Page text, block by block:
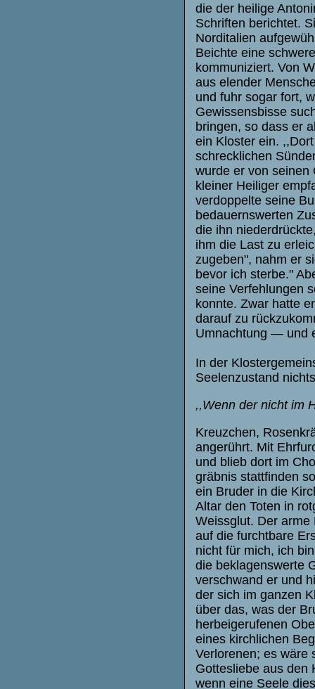
die der heilige
Schriften berichtet.
Norditalien
Beichte eine
kommuniziert. Von
aus elender
und fuhr sogar fort,
Gewissensbisse
bringen, so dass er
ein Kloster ein.
schrecklichen
wurde er von seinen
kleiner Heiliger
verdoppelte seine
bedauernswerten
die ihn
ihm die Last zu
zugeben", nahm er
bevor ich sterbe."
seine Verfehlungen
konnte. Zwar hatte
darauf zu
Umnachtung — und
In der
Seelenzustand
,,Wenn der nicht im
Kreuzchen,
angerührt. Mit
und blieb dort im
gräbnis stattfinden
ein Bruder in die
Altar den Toten in
Weissglut. Der arme
auf die furchtbare
nicht für mich, ich
die beklagenswerte
verschwand er und
der sich im ganzen
über das, was der
herbeigerufenen
eines kirchlichen
Verlorenen; es wäre
Gottesliebe aus den
wenn eine Seele